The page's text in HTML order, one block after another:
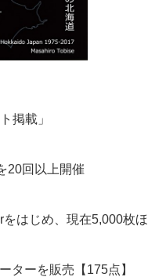
掲載」
20回以上開催
はじめ、現在5,000枚
ターを販売【175点】